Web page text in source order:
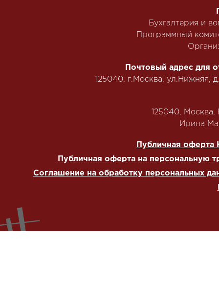
Бухгалтерия и
Программный
Почтовый адрес для
125040, г.Москва, ул.Нижняя,
125040,
‭Ирина
Публичная оферта
Публичная оферта на персональную
Соглашение на обработку персональных